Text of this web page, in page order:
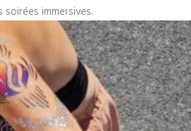
soirées immersives.